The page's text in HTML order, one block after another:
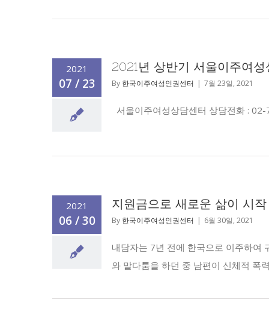
2021
07 / 23
2021년 상반기 서울이주여성
By 한국이주여성인권센터 | 7월 23일, 2021
서울이주여성상담센터 상담전화 :
2021
06 / 30
지원금으로 새로운 삶이 시작
By 한국이주여성인권센터 | 6월 30일, 2021
내담자는 7년 전에 한국으로 이주하여
와 말다툼을 하던 중 남편이 신체적 폭